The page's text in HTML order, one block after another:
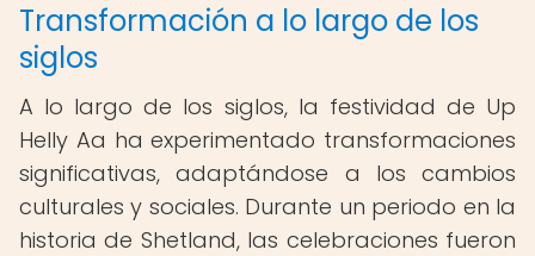
Transformación a lo largo de los
siglos
A lo largo de los siglos, la festividad de Up
Helly Aa ha experimentado transformaciones
significativas, adaptándose a los cambios
culturales y sociales. Durante un periodo en la
historia de Shetland, las celebraciones fueron